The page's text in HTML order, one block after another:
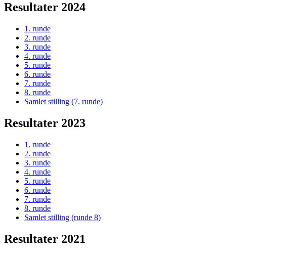
Resultater 2024
1. runde
2. runde
3. runde
4. runde
5. runde
6. runde
7. runde
8. runde
Samlet stilling (7. runde)
Resultater 2023
1. runde
2. runde
3. runde
4. runde
5. runde
6. runde
7. runde
8. runde
Samlet stilling (runde 8)
Resultater 2021